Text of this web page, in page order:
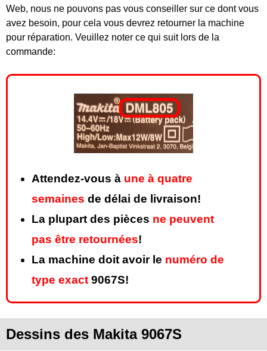
Web, nous ne pouvons pas vous conseiller sur ce dont vous
avez besoin, pour cela vous devrez retourner la machine
pour réparation. Veuillez noter ce qui suit lors de la
commande:
Attendez-vous à une à quatre
semaines de délai de livraison!
La plupart des pièces ne peuvent
pas être retournées!
La machine doit avoir le numéro de
type exact 9067S!
Dessins des Makita 9067S